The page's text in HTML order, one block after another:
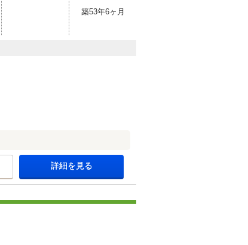
築53年6ヶ月
詳細を見る